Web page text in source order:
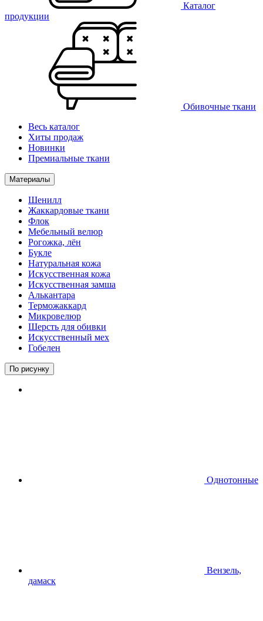
Каталог
продукции
Обивочные ткани
Весь каталог
Хиты продаж
Новинки
Премиальные ткани
Материалы
Шенилл
Жаккардовые ткани
Флок
Мебельный велюр
Рогожка, лён
Букле
Натуральная кожа
Искусственная кожа
Искусственная замша
Алькантара
Терможаккард
Микровелюр
Шерсть для обивки
Искусственный мех
Гобелен
По рисунку
Однотонные
Вензель,
дамаск